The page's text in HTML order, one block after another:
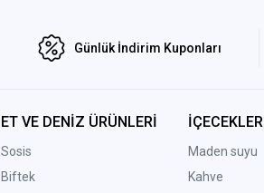
Günlük İndirim Kuponları
ET VE DENİZ ÜRÜNLERİ
Sosis
Biftek
İÇECEKLER
Maden suyu
Kahve